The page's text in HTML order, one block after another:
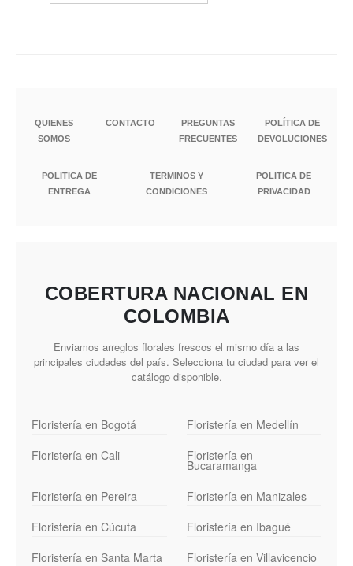
QUIENES
SOMOS
CONTACTO
PREGUNTAS
FRECUENTES
POLÍTICA DE
DEVOLUCIONES
POLITICA DE
ENTREGA
TERMINOS Y
CONDICIONES
POLITICA DE
PRIVACIDAD
COBERTURA NACIONAL EN
COLOMBIA
Enviamos arreglos florales frescos el mismo día a las
principales ciudades del país. Selecciona tu ciudad para ver el
catálogo disponible.
Floristería en Bogotá
Floristería en Medellín
Floristería en Cali
Floristería en
Bucaramanga
Floristería en Pereira
Floristería en Manizales
Floristería en Cúcuta
Floristería en Ibagué
Floristería en Santa Marta
Floristería en Villavicencio